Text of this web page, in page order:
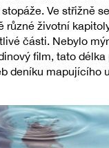
Ve střižně
různé životní
části. Nebylo
film, tato délka
deníku mapujícího